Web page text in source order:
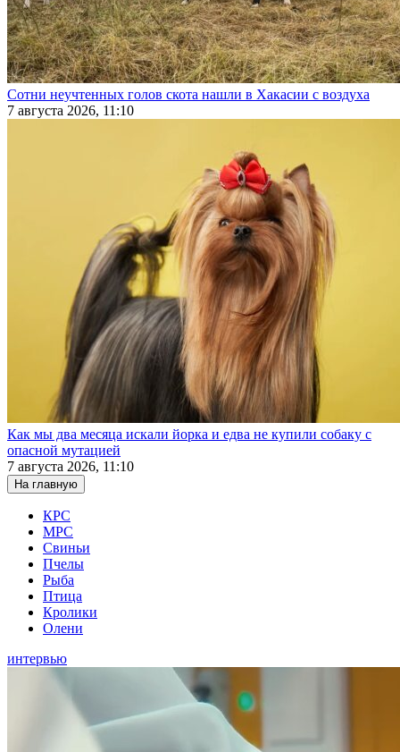
Сотни неучтенных голов скота нашли в Хакасии с воздуха
7 августа 2026, 11:10
Как мы два месяца искали йорка и едва не купили собаку с
опасной мутацией
7 августа 2026, 11:10
На главную
КРС
МРС
Свиньи
Пчелы
Рыба
Птица
Кролики
Олени
интервью